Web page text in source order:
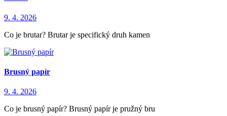
9. 4. 2026
Co je brutar? Brutar je specifický druh kamen
Brusný papír
9. 4. 2026
Co je brusný papír? Brusný papír je pružný bru